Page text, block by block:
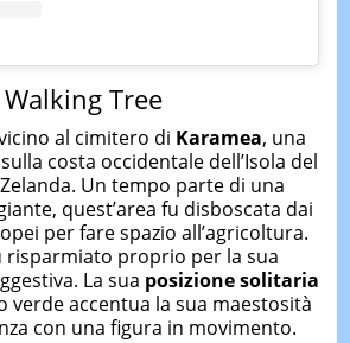
Tree
al cimitero di Karamea, una
costa occidentale dell’Isola del
Un tempo parte di una
quest’area fu disboscata dai
per fare spazio all’agricoltura.
risparmiato proprio per la sua
La sua posizione solitaria
verde accentua la sua maestosità
con una figura in movimento.